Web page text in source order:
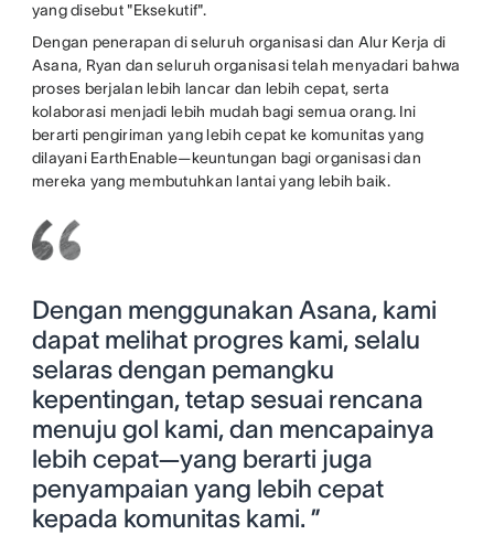
yang disebut "Eksekutif".
Dengan penerapan di seluruh organisasi dan Alur Kerja di
Asana, Ryan dan seluruh organisasi telah menyadari bahwa
proses berjalan lebih lancar dan lebih cepat, serta
kolaborasi menjadi lebih mudah bagi semua orang. Ini
berarti pengiriman yang lebih cepat ke komunitas yang
dilayani EarthEnable—keuntungan bagi organisasi dan
mereka yang membutuhkan lantai yang lebih baik.
Dengan menggunakan Asana, kami
dapat melihat progres kami, selalu
selaras dengan pemangku
kepentingan, tetap sesuai rencana
menuju gol kami, dan mencapainya
lebih cepat—yang berarti juga
penyampaian yang lebih cepat
kepada komunitas kami. ”